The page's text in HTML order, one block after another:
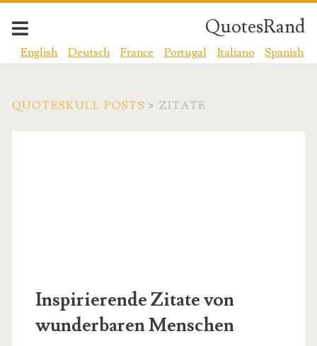
QuotesRand
English Deutsch France Portugal Italiano Spanish
QUOTESKULL POSTS > ZITATE
Inspirierende Zitate von
wunderbaren Menschen